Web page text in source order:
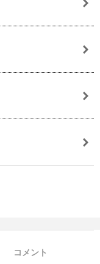
コメント